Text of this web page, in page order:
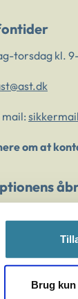
Brug
torsdag kl.
om at
du bekymret